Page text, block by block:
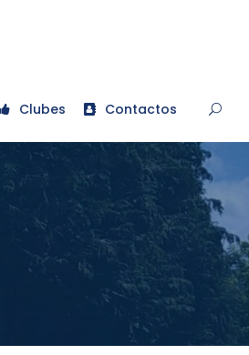
Clubes Contactos